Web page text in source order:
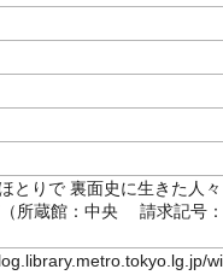
ほとりで 裏面史に生きた
所蔵館：中央 請求記号